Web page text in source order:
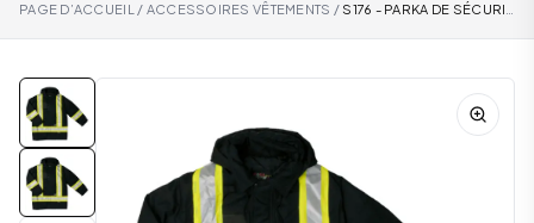
PAGE D’ACCUEIL / ACCESSOIRES VÊTEMENTS / S176 - PARKA DE SÉCURITÉ DOUBLÉ